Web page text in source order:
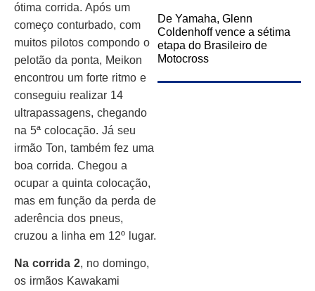
ótima corrida. Após um
começo conturbado, com
muitos pilotos compondo o
pelotão da ponta, Meikon
encontrou um forte ritmo e
conseguiu realizar 14
ultrapassagens, chegando
na 5ª colocação. Já seu
irmão Ton, também fez uma
boa corrida. Chegou a
ocupar a quinta colocação,
mas em função da perda de
aderência dos pneus,
cruzou a linha em 12º lugar.
Na corrida 2, no domingo,
os irmãos Kawakami
De Yamaha, Glenn
Coldenhoff vence a sétima
etapa do Brasileiro de
Motocross